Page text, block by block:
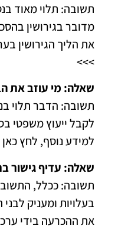
תשובה: תלוי מאוד
מדובר בגירושין
את הליך הגירושין
>>>
שאלה: מי עוזב את
תשובה: הדבר תלוי
לקבל ייעוץ משפטי
למידע נוסף, לחץ
שאלה: עדיף גישור
תשובה: ככלל,
בעלויות ומעניק
את ההכרעה בידי